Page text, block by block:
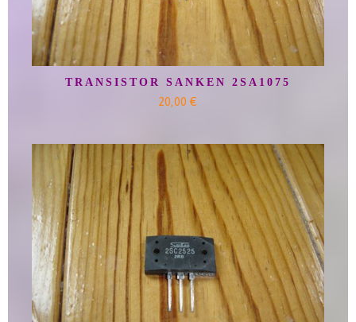
TRANSISTOR SANKEN 2SA1075
20,00 €